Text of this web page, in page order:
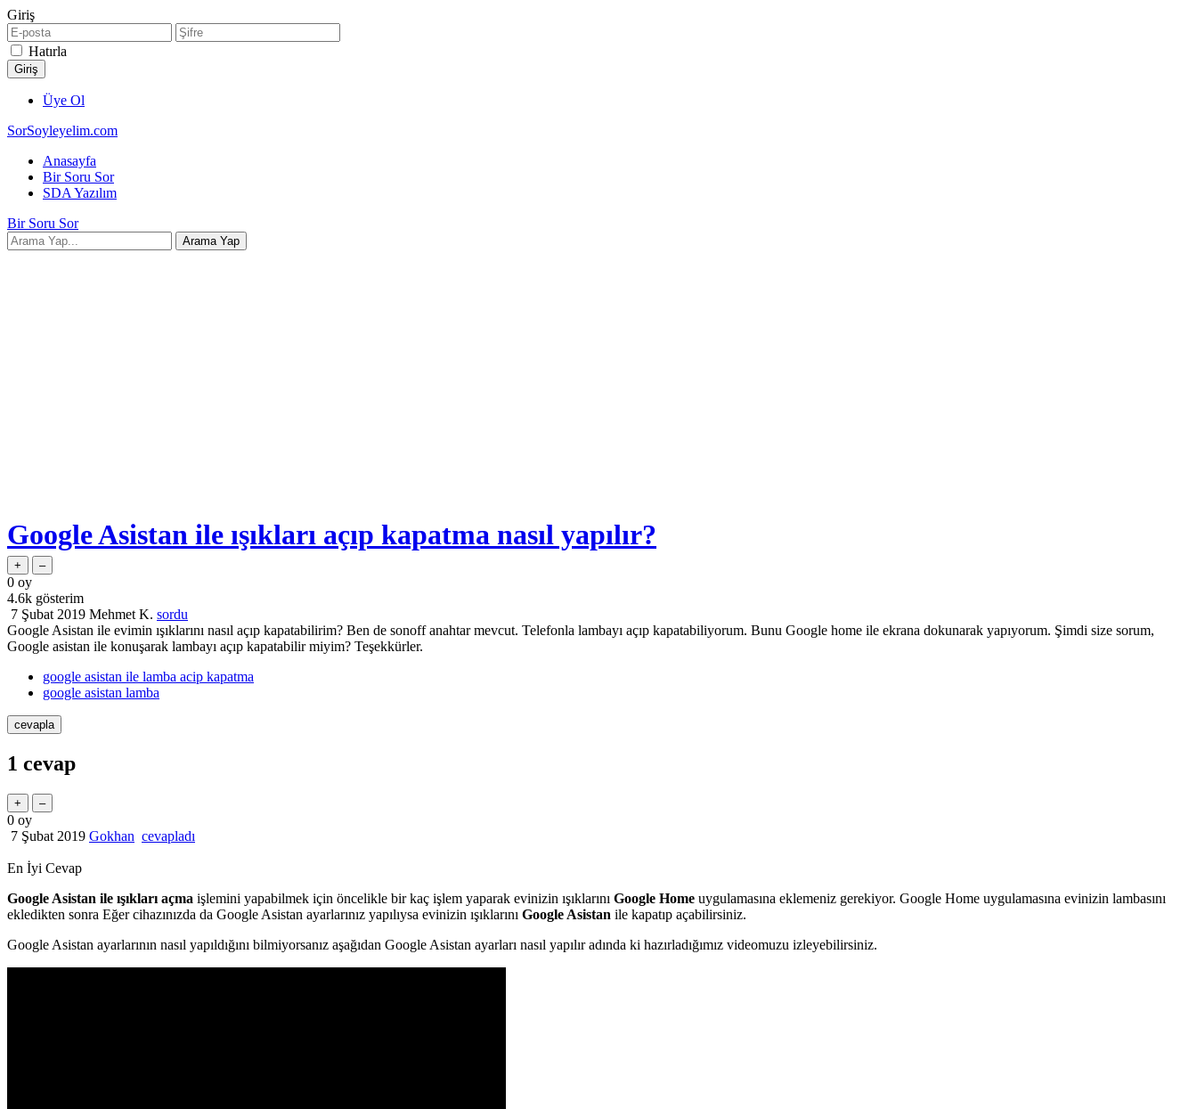
Giriş
Hatırla
Üye Ol
SorSoyleyelim.com
Anasayfa
Bir Soru Sor
SDA Yazılım
Bir Soru Sor
Google Asistan ile ışıkları açıp kapatma nasıl yapılır?
0 oy
4.6k gösterim
7 Şubat 2019 Mehmet K. sordu
Google Asistan ile evimin ışıklarını nasıl açıp kapatabilirim? Ben de sonoff anahtar mevcut. Telefonla lambayı açıp kapatabiliyorum. Bunu Google home ile ekrana dokunarak yapıyorum. Şimdi size sorum,
Google asistan ile konuşarak lambayı açıp kapatabilir miyim? Teşekkürler.
google asistan ile lamba acip kapatma
google asistan lamba
1 cevap
0 oy
7 Şubat 2019 Gokhan cevapladı
En İyi Cevap
Google Asistan ile ışıkları açma işlemini yapabilmek için öncelikle bir kaç işlem yaparak evinizin ışıklarını Google Home uygulamasına eklemeniz gerekiyor. Google Home uygulamasına evinizin lambasını
ekledikten sonra Eğer cihazınızda da Google Asistan ayarlarınız yapılıysa evinizin ışıklarını Google Asistan ile kapatıp açabilirsiniz.
Google Asistan ayarlarının nasıl yapıldığını bilmiyorsanız aşağıdan Google Asistan ayarları nasıl yapılır adında ki hazırladığımız videomuzu izleyebilirsiniz.